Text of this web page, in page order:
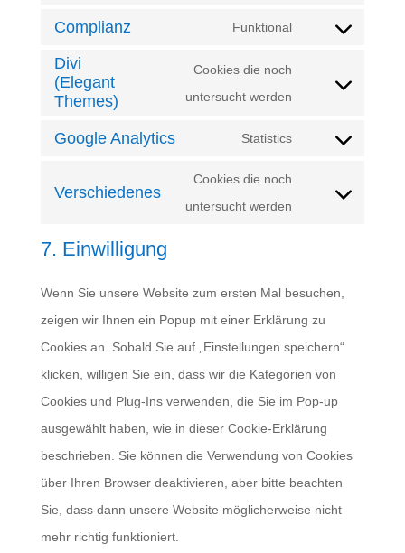
recaptcha
youtube
Complianz
Funktional
service
Divi
(Elegant
Themes)
Cookies die noch
untersucht werden
Consent
service
(elegant-
Google Analytics
Statistics
Verschiedenes
Cookies die noch
untersucht werden
verschiedenes
7. Einwilligung
Wenn Sie unsere Website zum ersten Mal besuchen,
zeigen wir Ihnen ein Popup mit einer Erklärung zu
Cookies an. Sobald Sie auf „Einstellungen speichern“
klicken, willigen Sie ein, dass wir die Kategorien von
Cookies und Plug-Ins verwenden, die Sie im Pop-up
ausgewählt haben, wie in dieser Cookie-Erklärung
beschrieben. Sie können die Verwendung von Cookies
über Ihren Browser deaktivieren, aber bitte beachten
Sie, dass dann unsere Website möglicherweise nicht
mehr richtig funktioniert.